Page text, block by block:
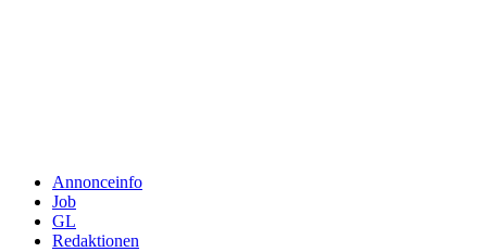
Annonceinfo
Job
GL
Redaktionen